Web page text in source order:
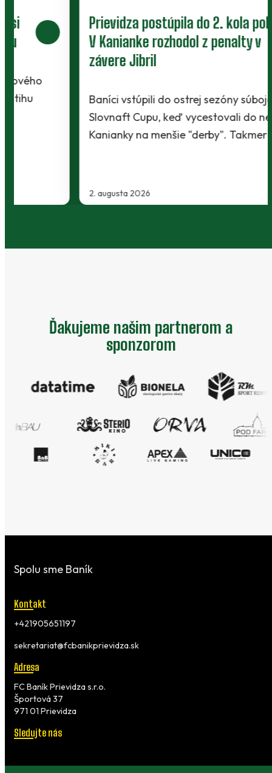
Prievidza postúpila do 2. kola pohára.
V Kanianke rozhodol z penalty v
závere Jibril
Baníci vstúpili do ostrej sezóny súbojom 1. kola
Slovnaft Cupu, keď vycestovali do neďalekej
Kanianky na menšie "derby". Takmer 700…
Ďakujeme našim partnerom a
sponzorom
Spolu sme Baník
Kontakt
+421905651197
sekretariat@fcbanikprievidza.sk
Adresa
FC Baník Prievidza s.r.o.
Športová 37
971 01 Prievidza
Sledujte nás